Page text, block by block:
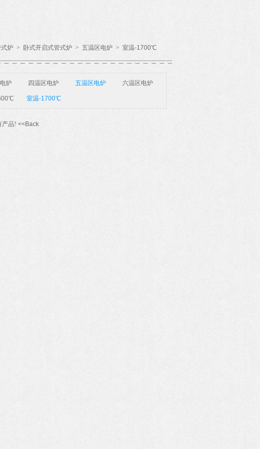
炉 > 卧式开启式管式炉 > 五温区电炉 > 室温-1700℃
炉 四温区电炉 五温区电炉 六温区电炉
室温-1700℃
产品! <<Back